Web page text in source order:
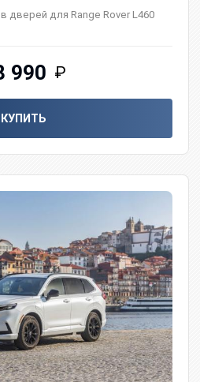
дверей для Range Rover L460
990 ₽
КУПИТЬ